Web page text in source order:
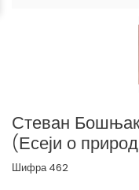
Стеван
(Есеји о
Шифра 462